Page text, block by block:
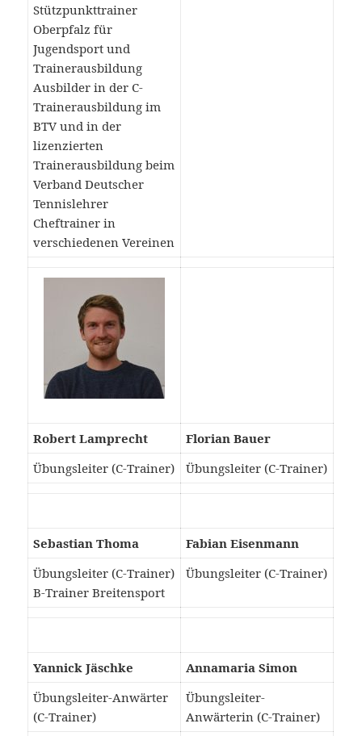
Stützpunkttrainer
Oberpfalz für
Jugendsport und
Trainerausbildung
Ausbilder in der C-
Trainerausbildung im
BTV und in der
lizenzierten
Trainerausbildung beim
Verband Deutscher
Tennislehrer
Cheftrainer in
verschiedenen Vereinen
Robert Lamprecht
Florian Bauer
Übungsleiter (C-Trainer)
Übungsleiter (C-Trainer)
Sebastian Thoma
Fabian Eisenmann
Übungsleiter (C-Trainer)
B-Trainer Breitensport
Übungsleiter (C-Trainer)
Yannick Jäschke
Annamaria Simon
Übungsleiter-Anwärter
(C-Trainer)
Übungsleiter-
Anwärterin (C-Trainer)